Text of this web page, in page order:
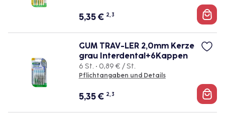
5,35€ 2, 3
GUM TRAV-LER 2,0mm Kerze
grau Interdental+6Kappen
6 St. • 0,89 € / St.
Pflichtangaben und Details
5,35€ 2, 3